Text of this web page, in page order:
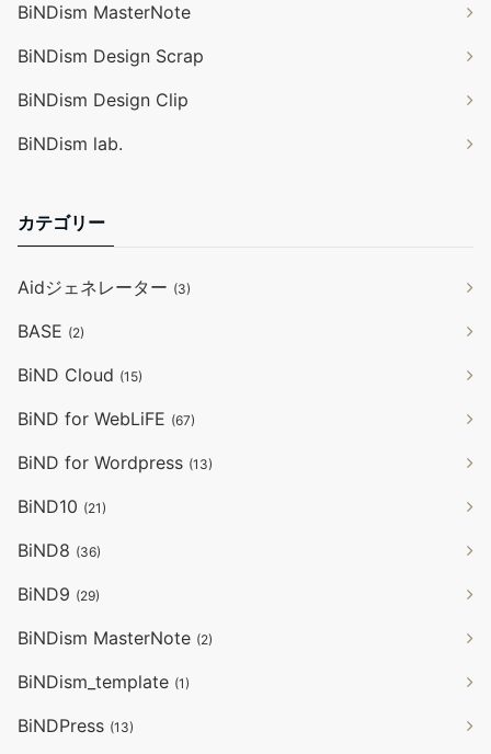
BiNDism MasterNote
BiNDism Design Scrap
BiNDism Design Clip
BiNDism lab.
カテゴリー
Aidジェネレーター (3)
BASE (2)
BiND Cloud (15)
BiND for WebLiFE (67)
BiND for Wordpress (13)
BiND10 (21)
BiND8 (36)
BiND9 (29)
BiNDism MasterNote (2)
BiNDism_template (1)
BiNDPress (13)